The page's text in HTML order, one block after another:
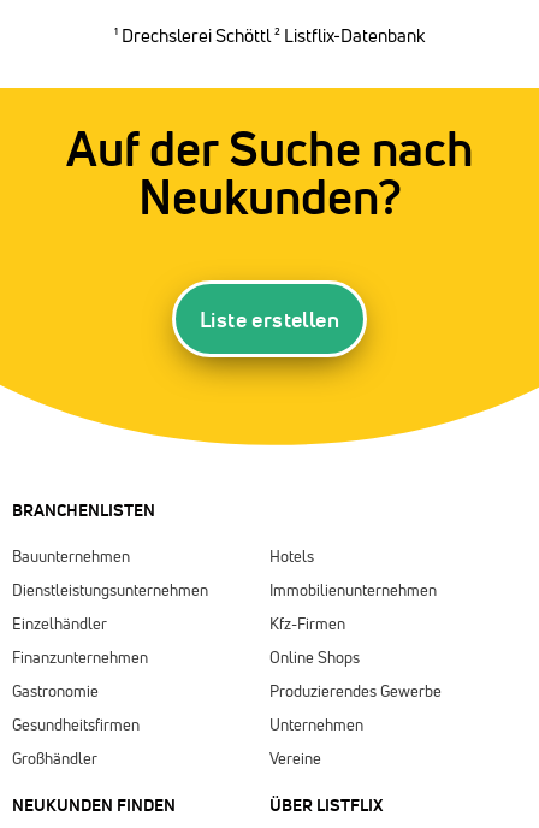
¹Drechslerei Schöttl² Listflix-Datenbank
Auf der Suche nach
Neukunden?
Liste erstellen
BRANCHENLISTEN
Bauunternehmen
Dienstleistungsunternehmen
Einzelhändler
Finanzunternehmen
Gastronomie
Gesundheitsfirmen
Großhändler
Hotels
Immobilienunternehmen
Kfz-Firmen
Online Shops
Produzierendes Gewerbe
Unternehmen
Vereine
NEUKUNDEN FINDEN ÜBER LISTFLIX​